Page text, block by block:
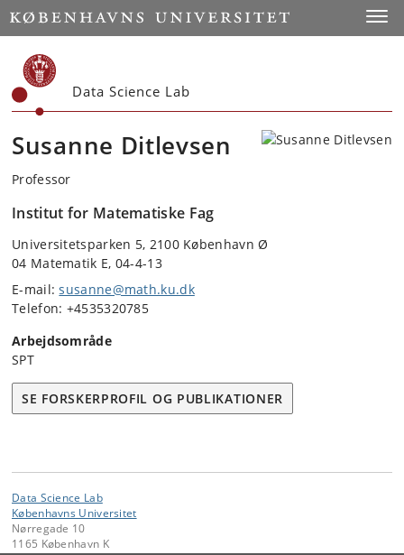
Start
Data Science Lab
Susanne Ditlevsen
Professor
Institut for Matematiske Fag
Universitetsparken 5, 2100 København Ø
04 Matematik E, 04-4-13
E-mail:susanne@math.ku.dk
Telefon: +4535320785
Arbejdsområde
SPT
SE FORSKERPROFIL OG PUBLIKATIONER
Data Science Lab
Københavns Universitet
Nørregade 10
1165 København K